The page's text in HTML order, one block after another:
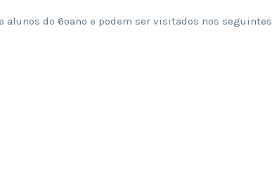
alunos do 6ºano e podem ser visitados nos seguintes